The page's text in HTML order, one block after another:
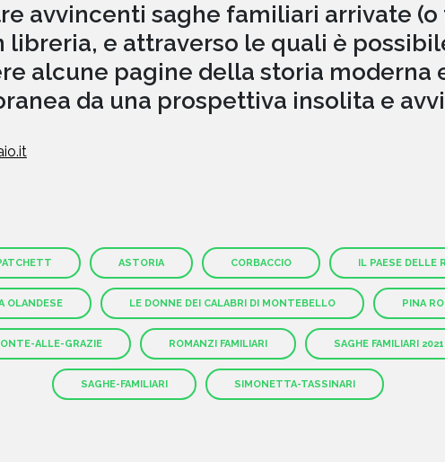
avvincenti saghe familiari arrivate (o
libreria, e attraverso le quali è
alcune pagine della storia moderna
da una prospettiva insolita e
ASTORIA CORBACCIO IL PAESE DELLE
OLANDESE LE DONNE DEI CALABRI DI MONTEBELLO PINA
ALLE-GRAZIE ROMANZI FAMILIARI SAGHE FAMILIARI 2021
SAGHE-FAMILIARI SIMONETTA-TASSINARI